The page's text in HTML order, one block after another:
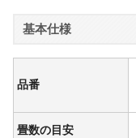
基本仕様
品番
畳数の目安